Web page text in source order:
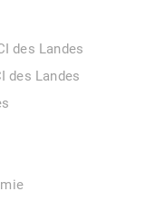
des Landes
des Landes